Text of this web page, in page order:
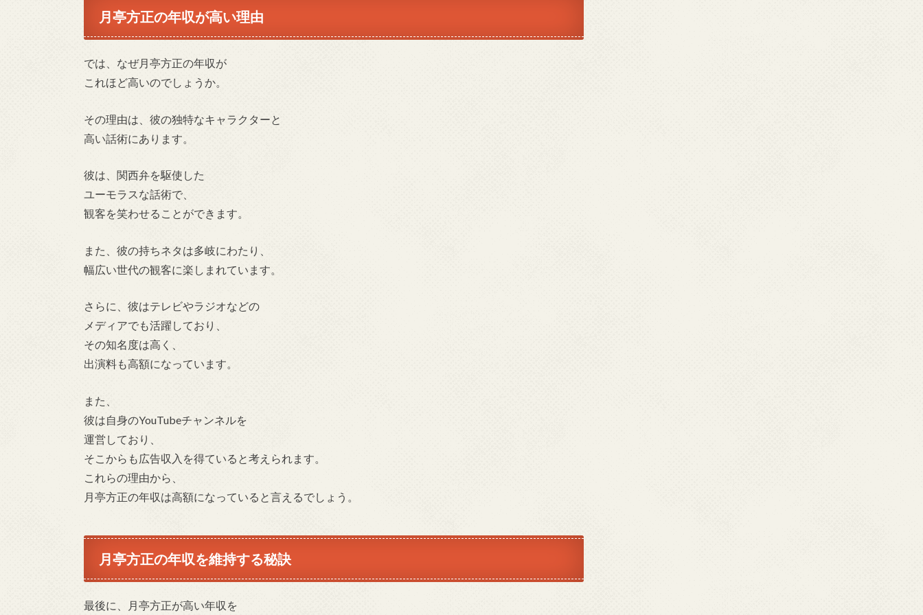
月亭方正の年収が高い理由
では、なぜ月亭方正の年収が
これほど高いのでしょうか。
その理由は、彼の独特なキャラクターと
高い話術にあります。
彼は、関西弁を駆使した
ユーモラスな話術で、
観客を笑わせることができます。
また、彼の持ちネタは多岐にわたり、
幅広い世代の観客に楽しまれています。
さらに、彼はテレビやラジオなどの
メディアでも活躍しており、
その知名度は高く、
出演料も高額になっています。
また、
彼は自身のYouTubeチャンネルを
運営しており、
そこからも広告収入を得ていると考えられます。
これらの理由から、
月亭方正の年収は高額になっていると言えるでしょう。
月亭方正の年収を維持する秘訣
最後に、月亭方正が高い年収を